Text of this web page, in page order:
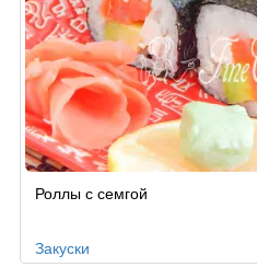
Роллы с семгой
Закуски